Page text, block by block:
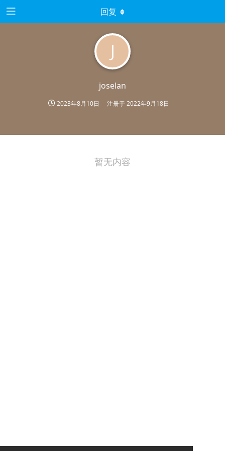
J
joselan
2023年8月10日 注册于2022年9月18日
回复
暂无内容